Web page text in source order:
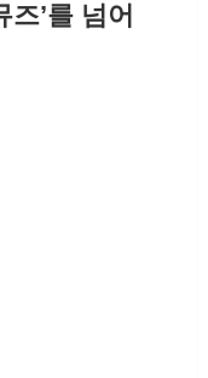
’를 넘어